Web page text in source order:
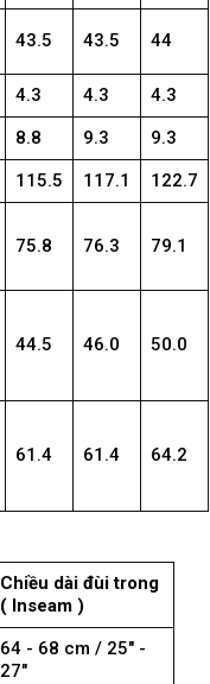
43.5 43.5 44
4.3 4.3
4.3
8.8 9.3
9.3
115.5 117.1 122.7
75.8 76.3 79.1
44.5 46.0 50.0
61.4 61.4 64.2
Chiều dài đùi trong
( Inseam )
64 - 68 cm / 25" -
27"